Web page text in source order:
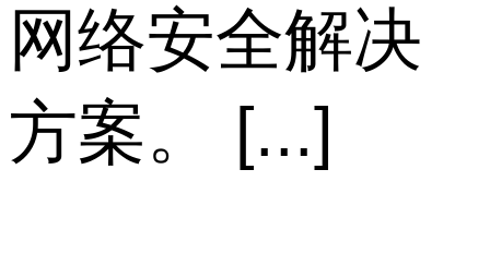
网络安全解决
方案。 [...]